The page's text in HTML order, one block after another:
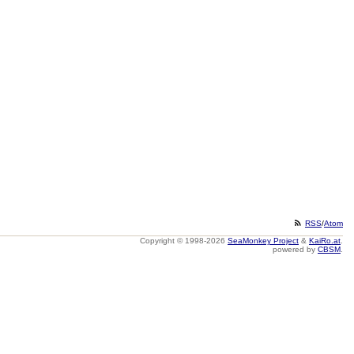
RSS/Atom
Copyright © 1998-2026 SeaMonkey Project & KaiRo.at
powered by CBSM